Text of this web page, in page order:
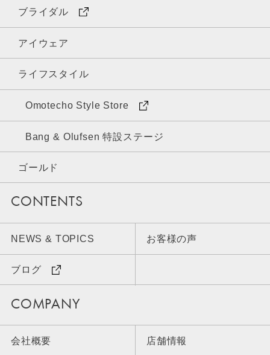
ブライダル
アイウェア
ライフスタイル
Omotecho Style Store
Bang & Olufsen 特設ステージ
ゴールド
CONTENTS
NEWS & TOPICS お客様の声
ブログ
COMPANY
会社概要 店舗情報